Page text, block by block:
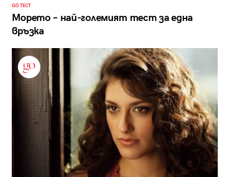
GO ТЕСТ
Морето – най-големият тест за една
връзка